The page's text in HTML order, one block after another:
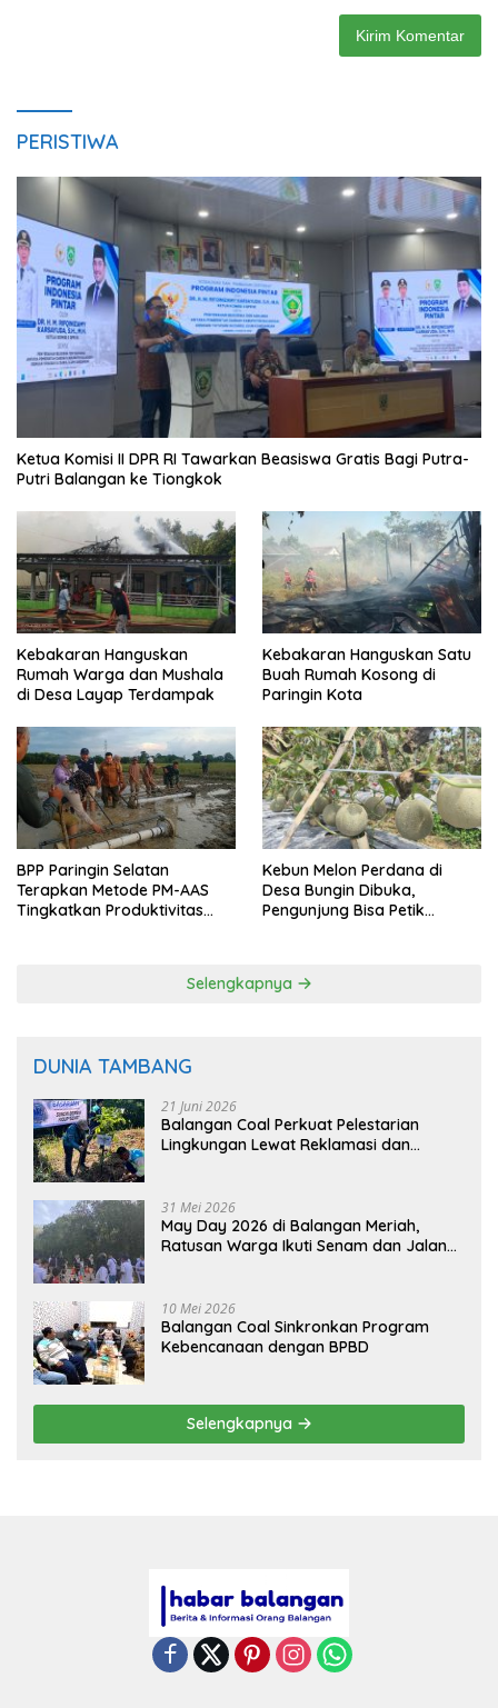
PERISTIWA
Ketua Komisi II DPR RI Tawarkan Beasiswa Gratis Bagi Putra-
Putri Balangan ke Tiongkok
Kebakaran Hanguskan
Rumah Warga dan Mushala
di Desa Layap Terdampak
Kebakaran Hanguskan Satu
Buah Rumah Kosong di
Paringin Kota
BPP Paringin Selatan
Terapkan Metode PM-AAS
Tingkatkan Produktivitas
Kebun Melon Perdana di
Desa Bungin Dibuka,
Pengunjung Bisa Petik
Selengkapnya
DUNIA TAMBANG
21 Juni 2026
Balangan Coal Perkuat Pelestarian
Lingkungan Lewat Reklamasi dan
31 Mei 2026
May Day 2026 di Balangan Meriah,
Ratusan Warga Ikuti Senam dan Jalan
10 Mei 2026
Balangan Coal Sinkronkan Program
Kebencanaan dengan BPBD
Selengkapnya